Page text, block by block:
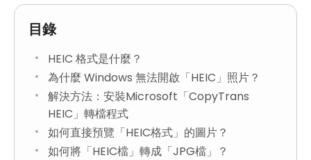
目錄
HEIC 格式是什麼？
為什麼 Windows 無法開啟「HEIC」照片？
解決方法：安裝Microsoft「CopyTrans
HEIC」轉檔程式
如何直接預覽「HEIC格式」的圖片？
如何將「HEIC檔」轉成「JPG檔」？